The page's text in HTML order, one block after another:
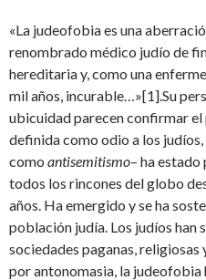
«La judeofobia es una
renombrado médico judío de
hereditaria y, como una
mil años, incurable…»[1].Su
ubicuidad parecen confirmar
definida como odio a los
como antisemitismo– ha
todos los rincones del globo
años. Ha emergido y se ha
población judía. Los judíos han
sociedades paganas,
por antonomasia, la judeofobia